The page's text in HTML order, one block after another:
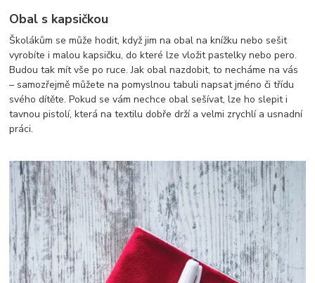
Obal s kapsičkou
Školákům se může hodit, když jim na obal na knížku nebo sešit
vyrobíte i malou kapsičku, do které lze vložit pastelky nebo pero.
Budou tak mít vše po ruce. Jak obal nazdobit, to necháme na vás
– samozřejmě můžete na pomyslnou tabuli napsat jméno či třídu
svého dítěte. Pokud se vám nechce obal sešívat, lze ho slepit i
tavnou pistolí, která na textilu dobře drží a velmi zrychlí a usnadní
práci.